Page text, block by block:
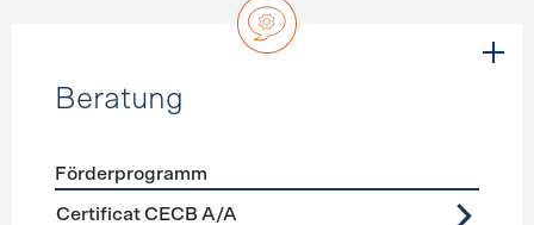
Beratung
Förderprogramme Beratung
Förderprogramm
Certificat CECB A/A